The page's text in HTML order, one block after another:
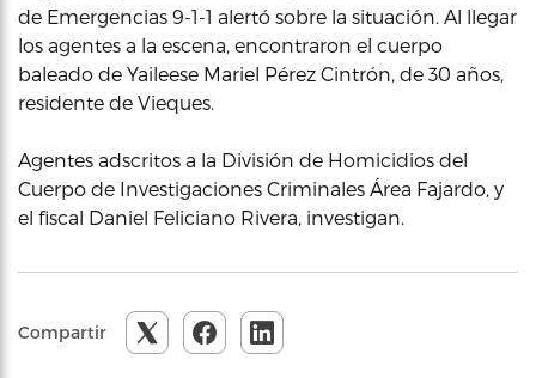
de Emergencias 9-1-1 alertó sobre la situación. Al llegar
los agentes a la escena, encontraron el cuerpo
baleado de Yaileese Mariel Pérez Cintrón, de 30 años,
residente de Vieques.
Agentes adscritos a la División de Homicidios del
Cuerpo de Investigaciones Criminales Área Fajardo, y
el fiscal Daniel Feliciano Rivera, investigan.
Compartir